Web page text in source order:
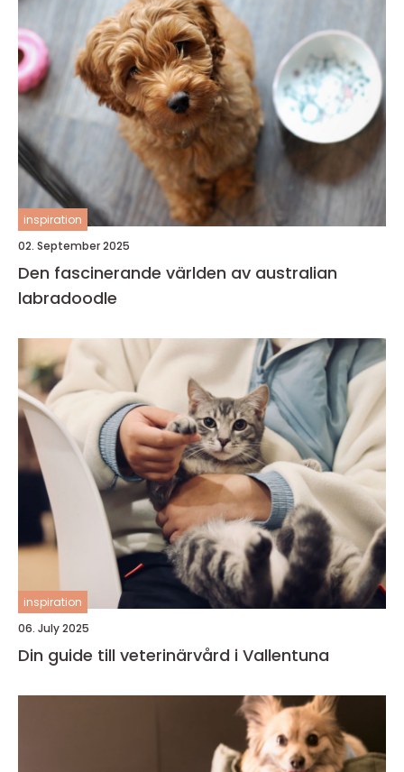
inspiration
02. September 2025
Den fascinerande världen av australian
labradoodle
inspiration
06. July 2025
Din guide till veterinärvård i Vallentuna